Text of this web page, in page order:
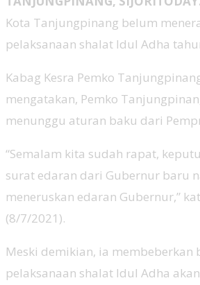
Kota Tanjungpinang belum
pelaksanaan shalat Idul Adha
Kabag Kesra Pemko
mengatakan, Pemko
menunggu aturan baku dari
“Semalam kita sudah rapat,
surat edaran dari Gubernur baru
meneruskan edaran Gubernur,”
(8/7/2021).
Meski demikian, ia membeberkan
pelaksanaan shalat Idul Adha